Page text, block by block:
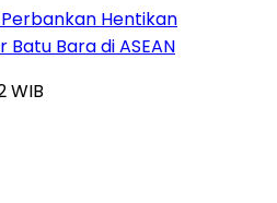
Hentikan
Bara di ASEAN
WIB